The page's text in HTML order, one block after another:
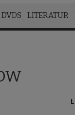
DVDS LITERATUR